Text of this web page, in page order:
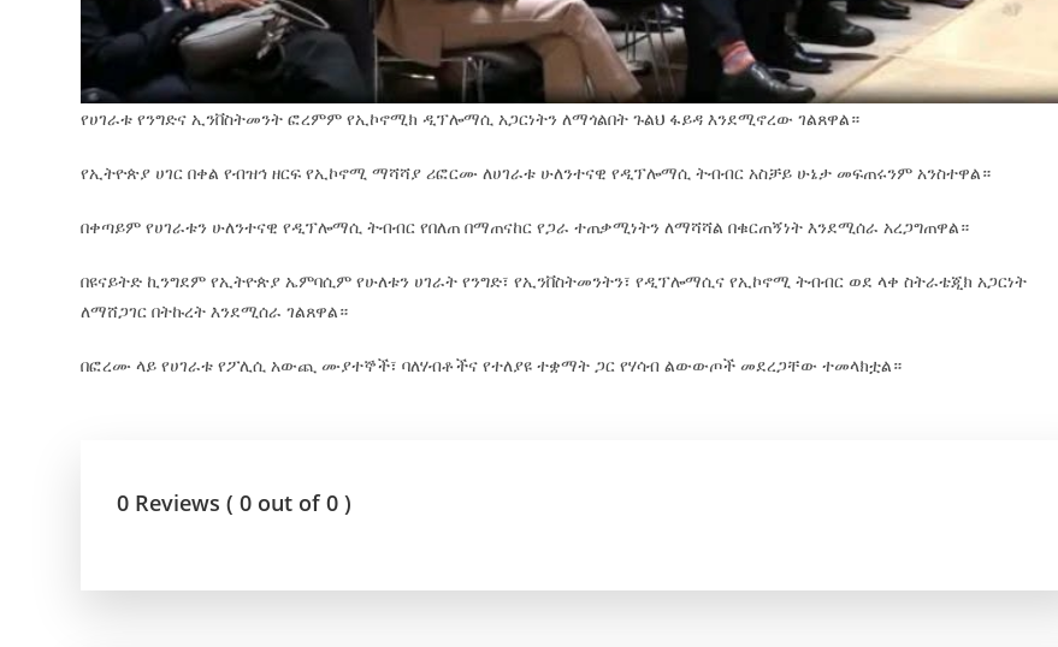
የሀገራቱ የንግድና ኢንቨስትመንት ፎረምም የኢኮኖሚክ ዲፕሎማሲ አጋርነትን ለማጎልበት ጉልህ ፋይዳ እንደሚኖረው ገልጸዋል።
የኢትዮጵያ ሀገር በቀል የብዝኅ ዘርፍ የኢኮኖሚ ማሻሻያ ሪፎርሙ ለሀገራቱ ሁለንተናዊ የዲፕሎማሲ ትብብር አስቻይ ሁኔታ መፍጠሩንም አንስተዋል።
በቀጣይም የሀገራቱን ሁለንተናዊ የዲፕሎማሲ ትብብር የበለጠ በማጠናከር የጋራ ተጠቃሚነትን ለማሻሻል በቁርጠኝነት እንደሚሰራ አረጋግጠዋል።
በዩናይትድ ኪንግደም የኢትዮጵያ ኤምባሲም የሁለቱን ሀገራት የንግድ፣ የኢንቨስትመንትን፣ የዲፕሎማሲና የኢኮኖሚ ትብብር ወደ ላቀ ስትራቴጂክ አጋርነት
ለማሸጋገር በትኩረት እንደሚሰራ ገልጸዋል።
በፎረሙ ላይ የሀገራቱ የፖሊሲ አውጪ ሙያተኞች፣ ባለሃብቶችና የተለያዩ ተቋማት ጋር የሃሳብ ልውውጦች መደረጋቸው ተመላክቷል።
0 Reviews ( 0 out of 0 )